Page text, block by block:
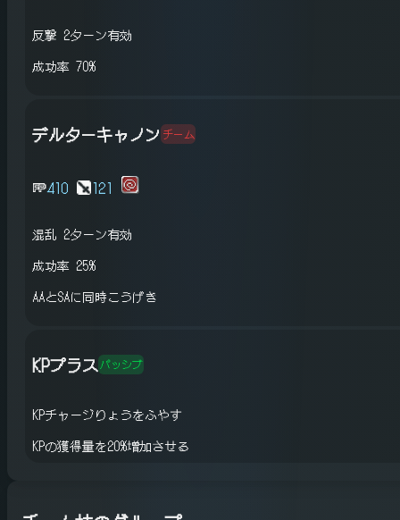
反撃 2ターン有効
成功率 70%
デルターキャノン チーム
410 121
混乱 2ターン有効
成功率 25%
AAとSAに同時こうげき
KPプラスパッシブ
KPチャージりょうをふやす
KPの獲得量を20%増加させる